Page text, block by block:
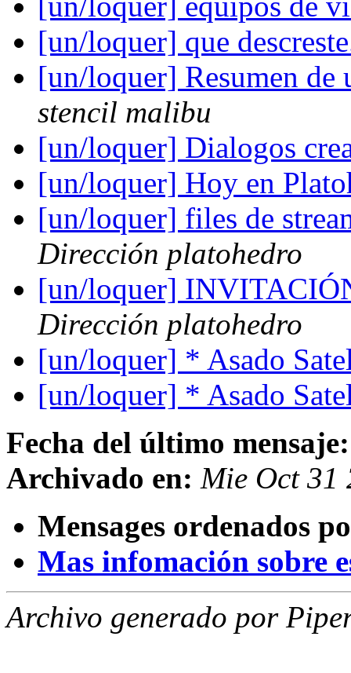
[un/loquer] que
[un/loquer] Resumen
stencil malibu
[un/loquer] Dialogos
[un/loquer] Hoy en
[un/loquer] files de
Dirección platohedro
[un/loquer]
Dirección platohedro
[un/loquer] * Asado
[un/loquer] * Asado
Fecha del último mensaje:
Archivado en: Mie Oct 31
Mensages ordenados
Mas infomación sobre
Archivo generado por